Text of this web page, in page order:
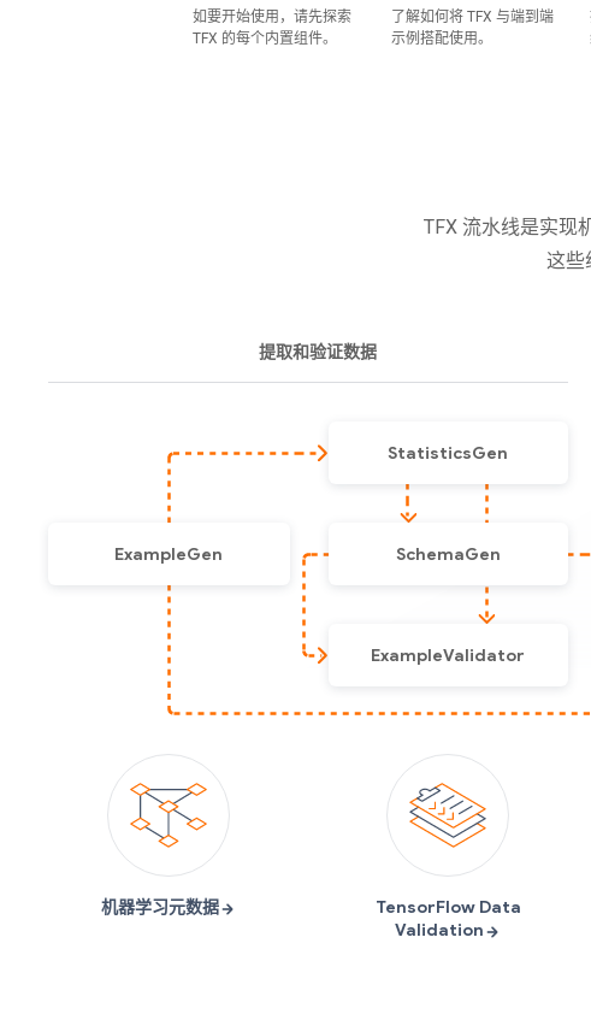
如要开始使用，请先探索
TFX 的每个内置组件。
了解如何将 TFX 与端到端
示例搭配使用。
TFX 流水线是实现
这些